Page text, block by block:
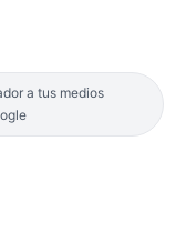
a tus medios